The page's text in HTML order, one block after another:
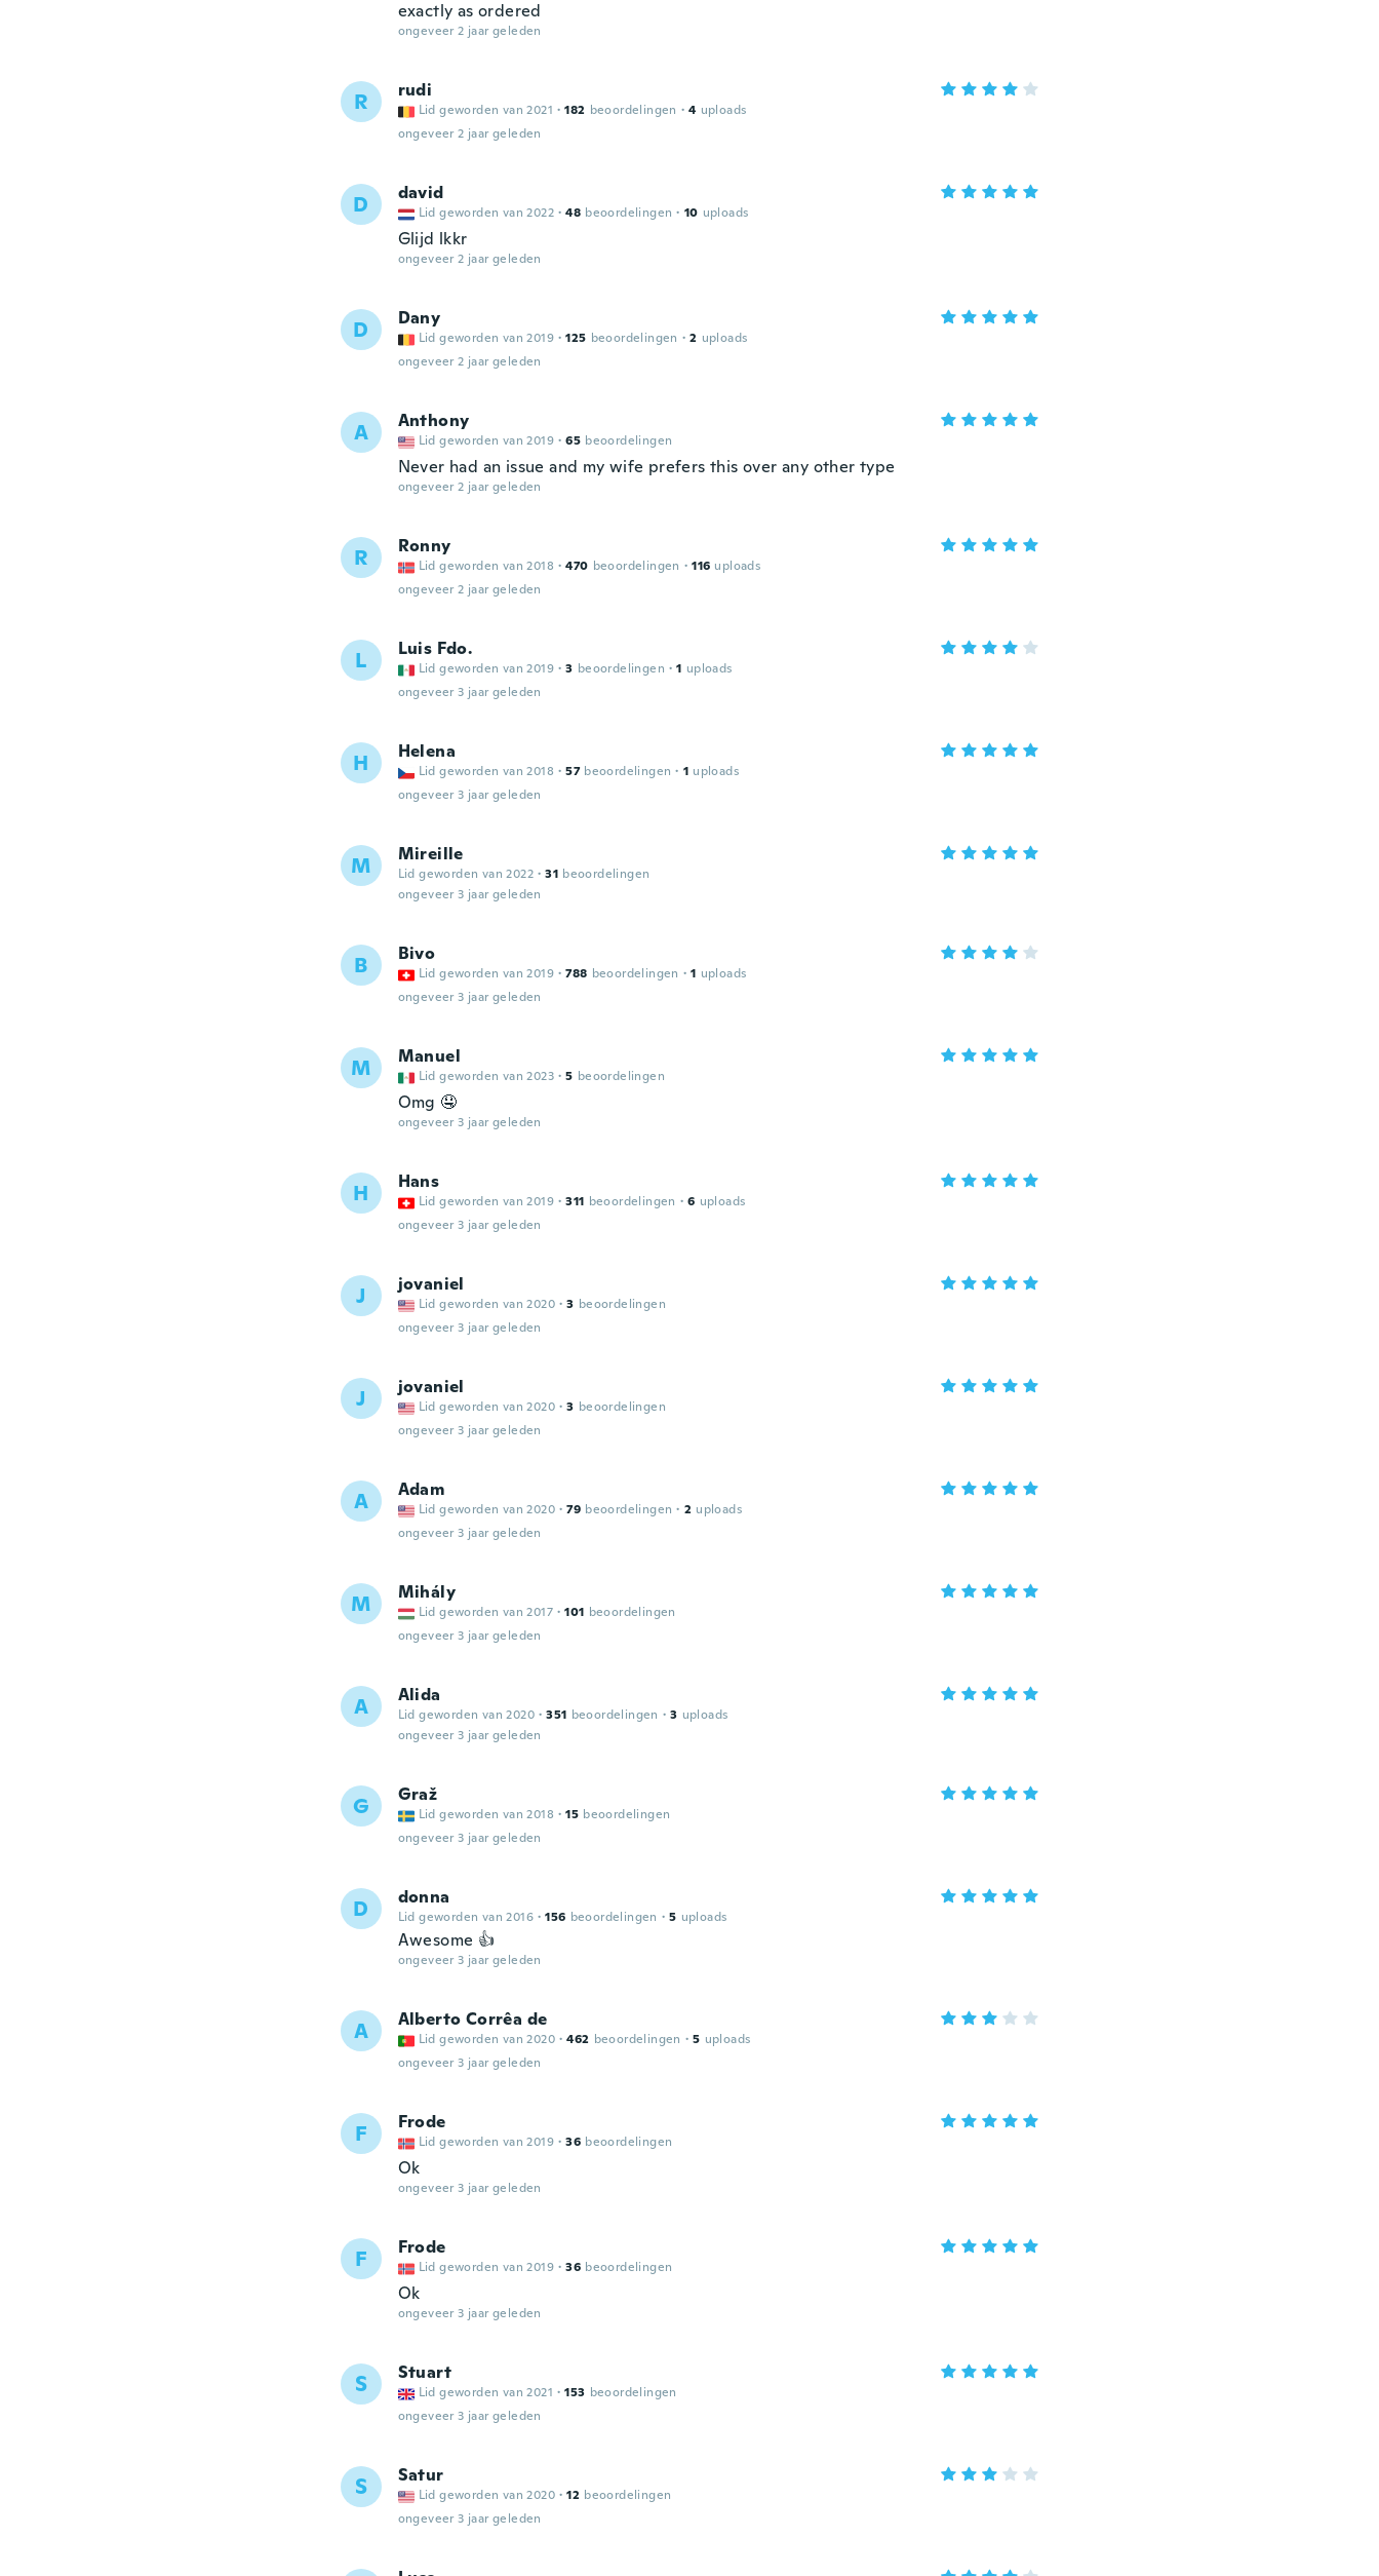
exactly as ordered
ongeveer 2 jaar geleden
R rudi
Lid geworden van 2021 · 182 beoordelingen · 4 uploads
ongeveer 2 jaar geleden
D david
Lid geworden van 2022 · 48 beoordelingen · 10 uploads
Glijd lkkr
ongeveer 2 jaar geleden
D Dany
Lid geworden van 2019 · 125 beoordelingen · 2 uploads
ongeveer 2 jaar geleden
A Anthony
Lid geworden van 2019 · 65 beoordelingen
Never had an issue and my wife prefers this over any other type
ongeveer 2 jaar geleden
R Ronny
Lid geworden van 2018 · 470 beoordelingen · 116 uploads
ongeveer 2 jaar geleden
L Luis Fdo.
Lid geworden van 2019 · 3 beoordelingen · 1 uploads
ongeveer 3 jaar geleden
H Helena
Lid geworden van 2018 · 57 beoordelingen · 1 uploads
ongeveer 3 jaar geleden
M Mireille
Lid geworden van 2022 · 31 beoordelingen
ongeveer 3 jaar geleden
B Bivo
Lid geworden van 2019 · 788 beoordelingen · 1 uploads
ongeveer 3 jaar geleden
M Manuel
Lid geworden van 2023 · 5 beoordelingen
Omg 🤤
ongeveer 3 jaar geleden
H Hans
Lid geworden van 2019 · 311 beoordelingen · 6 uploads
ongeveer 3 jaar geleden
J jovaniel
Lid geworden van 2020 · 3 beoordelingen
ongeveer 3 jaar geleden
J jovaniel
Lid geworden van 2020 · 3 beoordelingen
ongeveer 3 jaar geleden
A Adam
Lid geworden van 2020 · 79 beoordelingen · 2 uploads
ongeveer 3 jaar geleden
M Mihály
Lid geworden van 2017 · 101 beoordelingen
ongeveer 3 jaar geleden
A Alida
Lid geworden van 2020 · 351 beoordelingen · 3 uploads
ongeveer 3 jaar geleden
G Graž
Lid geworden van 2018 · 15 beoordelingen
ongeveer 3 jaar geleden
D donna
Lid geworden van 2016 · 156 beoordelingen · 5 uploads
Awesome 👍
ongeveer 3 jaar geleden
A Alberto Corrêa de
Lid geworden van 2020 · 462 beoordelingen · 5 uploads
ongeveer 3 jaar geleden
F Frode
Lid geworden van 2019 · 36 beoordelingen
Ok
ongeveer 3 jaar geleden
F Frode
Lid geworden van 2019 · 36 beoordelingen
Ok
ongeveer 3 jaar geleden
S Stuart
Lid geworden van 2021 · 153 beoordelingen
ongeveer 3 jaar geleden
S Satur
Lid geworden van 2020 · 12 beoordelingen
ongeveer 3 jaar geleden